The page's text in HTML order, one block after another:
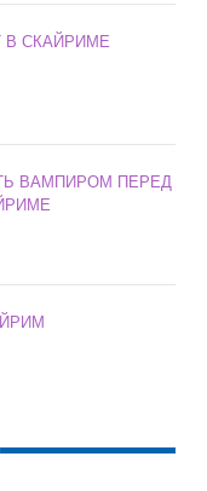
В СКАЙРИМЕ
ВАМПИРОМ ПЕРЕД